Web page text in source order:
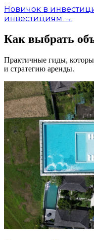
Новичок в
инвестициям →
Как выбрать
Практичные гиды,
и стратегию аренды.